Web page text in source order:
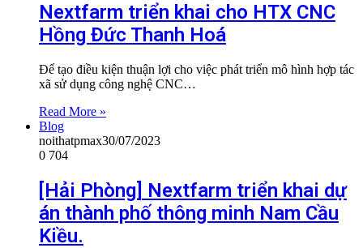
Nextfarm triển khai cho HTX CNC
Hồng Đức Thanh Hoá
Để tạo điều kiện thuận lợi cho việc phát triển mô hình hợp tác
xã sử dụng công nghệ CNC…
Read More »
Blog
noithatpmax30/07/2023
0 704
[Hải Phòng] Nextfarm triển khai dự
án thành phố thông minh Nam Cầu
Kiều.